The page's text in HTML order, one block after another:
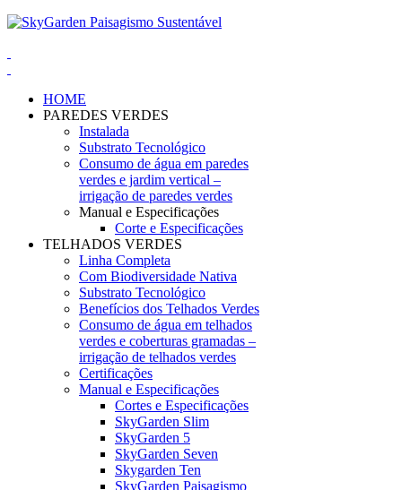
HOME
PAREDES VERDES
Instalada
Substrato Tecnológico
Consumo de água em paredes
verdes e jardim vertical –
irrigação de paredes verdes
Manual e Especificações
Corte e Especificações
TELHADOS VERDES
Linha Completa
Com Biodiversidade Nativa
Substrato Tecnológico
Benefícios dos Telhados Verdes
Consumo de água em telhados
verdes e coberturas gramadas –
irrigação de telhados verdes
Certificações
Manual e Especificações
Cortes e Especificações
SkyGarden Slim
SkyGarden 5
SkyGarden Seven
Skygarden Ten
SkyGarden Paisagismo